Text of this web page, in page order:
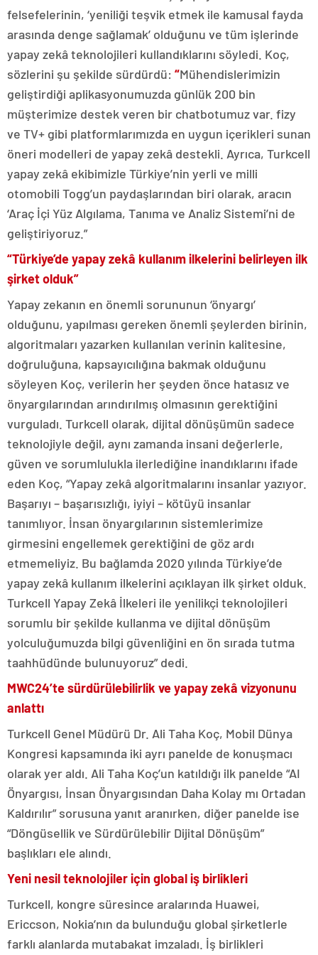
felsefelerinin, ‘yeniliği teşvik etmek ile kamusal fayda
arasında denge sağlamak’ olduğunu ve tüm işlerinde
yapay zekâ teknolojileri kullandıklarını söyledi. Koç,
sözlerini şu şekilde sürdürdü: “Mühendislerimizin
geliştirdiği aplikasyonumuzda günlük 200 bin
müşterimize destek veren bir chatbotumuz var. fizy
ve TV+ gibi platformlarımızda en uygun içerikleri sunan
öneri modelleri de yapay zekâ destekli. Ayrıca, Turkcell
yapay zekâ ekibimizle Türkiye’nin yerli ve milli
otomobili Togg’un paydaşlarından biri olarak, aracın
‘Araç İçi Yüz Algılama, Tanıma ve Analiz Sistemi’ni de
geliştiriyoruz.”
“Türkiye’de yapay zekâ kullanım ilkelerini belirleyen ilk
şirket olduk”
Yapay zekanın en önemli sorununun ‘önyargı’
olduğunu, yapılması gereken önemli şeylerden birinin,
algoritmaları yazarken kullanılan verinin kalitesine,
doğruluğuna, kapsayıcılığına bakmak olduğunu
söyleyen Koç, verilerin her şeyden önce hatasız ve
önyargılarından arındırılmış olmasının gerektiğini
vurguladı. Turkcell olarak, dijital dönüşümün sadece
teknolojiyle değil, aynı zamanda insani değerlerle,
güven ve sorumlulukla ilerlediğine inandıklarını ifade
eden Koç, “Yapay zekâ algoritmalarını insanlar yazıyor.
Başarıyı – başarısızlığı, iyiyi – kötüyü insanlar
tanımlıyor. İnsan önyargılarının sistemlerimize
girmesini engellemek gerektiğini de göz ardı
etmemeliyiz. Bu bağlamda 2020 yılında Türkiye’de
yapay zekâ kullanım ilkelerini açıklayan ilk şirket olduk.
Turkcell Yapay Zekâ İlkeleri ile yenilikçi teknolojileri
sorumlu bir şekilde kullanma ve dijital dönüşüm
yolculuğumuzda bilgi güvenliğini en ön sırada tutma
taahhüdünde bulunuyoruz” dedi.
MWC24’te sürdürülebilirlik ve yapay zekâ vizyonunu
anlattı
Turkcell Genel Müdürü Dr. Ali Taha Koç, Mobil Dünya
Kongresi kapsamında iki ayrı panelde de konuşmacı
olarak yer aldı. Ali Taha Koç’un katıldığı ilk panelde “AI
Önyargısı, İnsan Önyargısından Daha Kolay mı Ortadan
Kaldırılır” sorusuna yanıt aranırken, diğer panelde ise
“Döngüsellik ve Sürdürülebilir Dijital Dönüşüm”
başlıkları ele alındı.
Yeni nesil teknolojiler için global iş birlikleri
Turkcell, kongre süresince aralarında Huawei,
Ericcson, Nokia’nın da bulunduğu global şirketlerle
farklı alanlarda mutabakat imzaladı. İş birlikleri